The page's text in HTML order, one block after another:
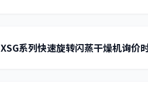
XSG系列快速旋转闪蒸干燥机询价